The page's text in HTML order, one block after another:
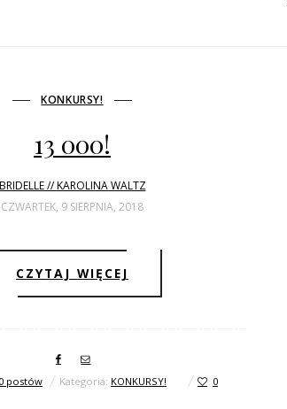
KONKURSY!
13 000!
BRIDELLE // KAROLINA WALTZ
CZWARTEK, 9 SIERPNIA, 2018
CZYTAJ WIĘCEJ
postów Kategoria: KONKURSY! 0